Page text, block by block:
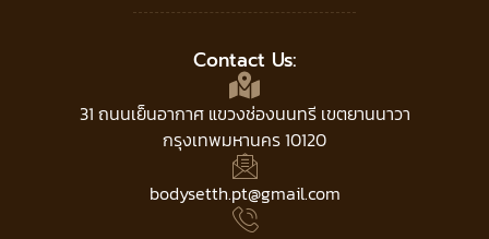
Contact Us:
31 ถนนเย็นอากาศ แขวงช่องนนทรี เขตยานนาวา
กรุงเทพมหานคร 10120
bodysetth.pt@gmail.com